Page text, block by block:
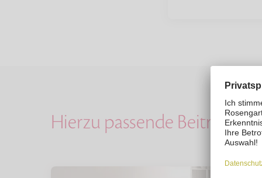
Hierzu passende Beiträge